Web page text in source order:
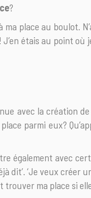
?
place au boulot.
J’en étais au point
avec la création
parmi eux?
également avec
dit’. ‘Je veux créer
trouver ma place si